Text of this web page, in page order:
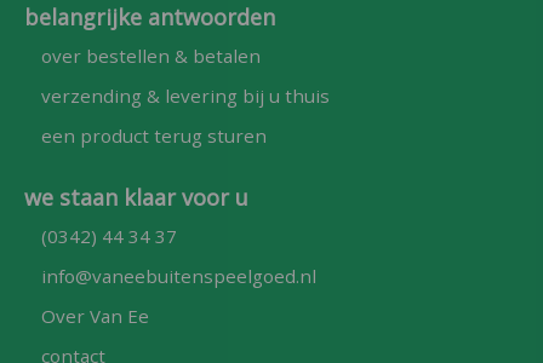
belangrijke antwoorden
over bestellen & betalen
verzending & levering bij u thuis
een product terug sturen
we staan klaar voor u
(0342) 44 34 37
info@vaneebuitenspeelgoed.nl
Over Van Ee
contact